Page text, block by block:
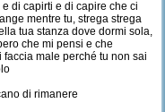
di capirti e di capire che ci
mentre tu, strega strega
tua stanza dove dormi sola,
che mi pensi e che
male perché tu non sai
di rimanere